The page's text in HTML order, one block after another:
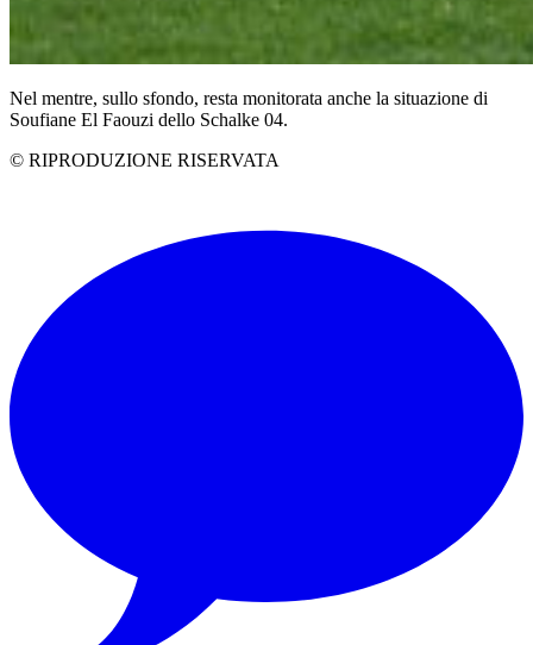
Nel mentre, sullo sfondo, resta monitorata anche la situazione di
Soufiane El Faouzi dello Schalke 04.
© RIPRODUZIONE RISERVATA